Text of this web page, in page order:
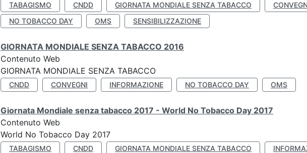
TABAGISMO CNDD GIORNATA MONDIALE SENZA TABACCO
NO TOBACCO DAY
OMS SENSIBILIZZAZIONE
GIORNATA MONDIALE SENZA TABACCO 2016
Contenuto Web
GIORNATA MONDIALE SENZA TABACCO
CNDD CONVEGNI INFORMAZIONE NO TOBACCO DAY OMS
Giornata Mondiale senza tabacco 2017 - World No Tobacco Day 2017
Contenuto Web
World No Tobacco Day 2017
TABAGISMO CNDD GIORNATA MONDIALE SENZA TABACCO